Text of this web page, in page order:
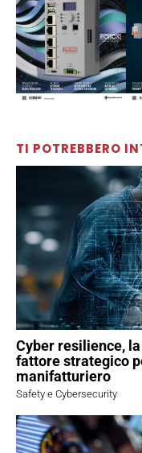
TI POTREBBERO
Cyber resilience,
fattore strategico
manifatturiero
Safety e Cybersecurity